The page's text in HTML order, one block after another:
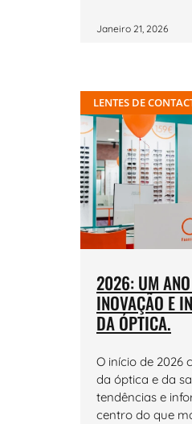
Janeiro 21, 2026
LENTES DE
2026: UM
INOVAÇÃO E
DA ÓPTICA.
O início de 2026
da óptica e da
tendências e
centro do que